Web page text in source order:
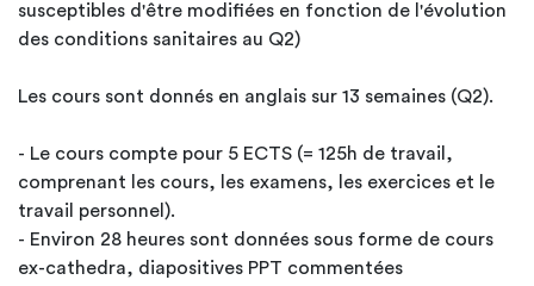
susceptibles d'être modifiées en fonction de l'évolution
des conditions sanitaires au Q2)
Les cours sont donnés en anglais sur 13 semaines (Q2).
- Le cours compte pour 5 ECTS (= 125h de travail,
comprenant les cours, les examens, les exercices et le
travail personnel).
- Environ 28 heures sont données sous forme de cours
ex-cathedra, diapositives PPT commentées